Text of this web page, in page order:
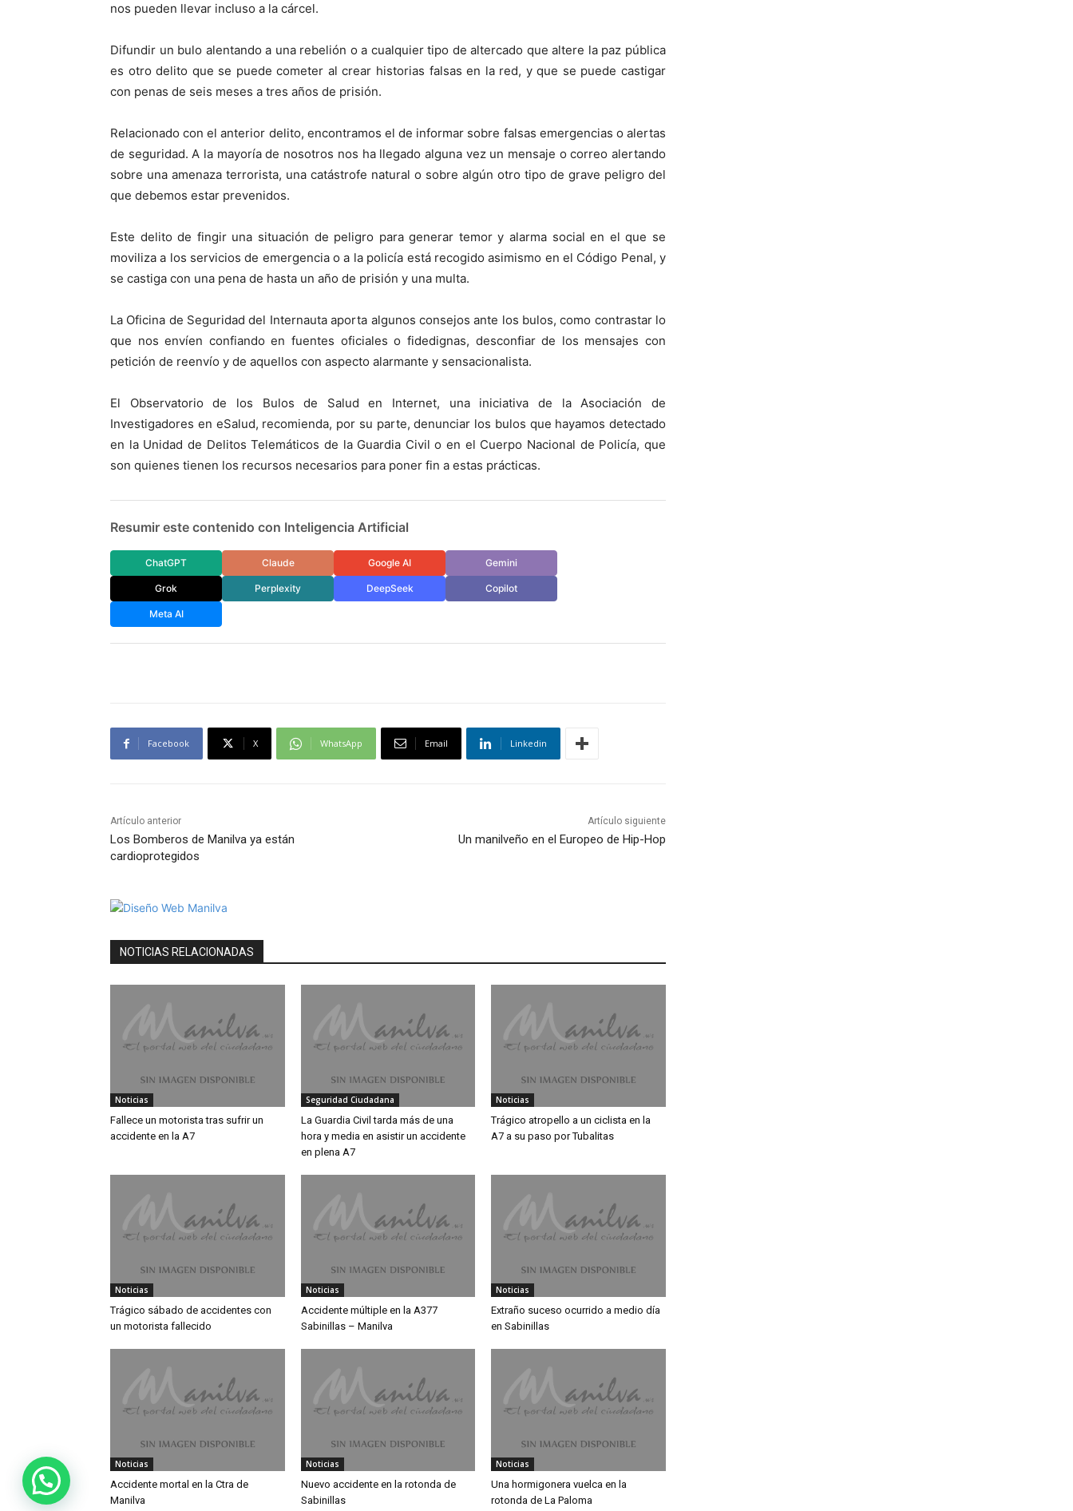
nos pueden llevar incluso a la cárcel.
Difundir un bulo alentando a una rebelión o a cualquier tipo de altercado que altere la paz pública
es otro delito que se puede cometer al crear historias falsas en la red, y que se puede castigar
con penas de seis meses a tres años de prisión.
Relacionado con el anterior delito, encontramos el de informar sobre falsas emergencias o alertas
de seguridad. A la mayoría de nosotros nos ha llegado alguna vez un mensaje o correo alertando
sobre una amenaza terrorista, una catástrofe natural o sobre algún otro tipo de grave peligro del
que debemos estar prevenidos.
Este delito de fingir una situación de peligro para generar temor y alarma social en el que se
moviliza a los servicios de emergencia o a la policía está recogido asimismo en el Código Penal, y
se castiga con una pena de hasta un año de prisión y una multa.
La Oficina de Seguridad del Internauta aporta algunos consejos ante los bulos, como contrastar lo
que nos envíen confiando en fuentes oficiales o fidedignas, desconfiar de los mensajes con
petición de reenvío y de aquellos con aspecto alarmante y sensacionalista.
El Observatorio de los Bulos de Salud en Internet, una iniciativa de la Asociación de
Investigadores en eSalud, recomienda, por su parte, denunciar los bulos que hayamos detectado
en la Unidad de Delitos Telemáticos de la Guardia Civil o en el Cuerpo Nacional de Policía, que
son quienes tienen los recursos necesarios para poner fin a estas prácticas.
Resumir este contenido con Inteligencia Artificial
ChatGPT Claude Google AI Gemini
Grok Perplexity DeepSeek Copilot
Meta AI
Facebook X WhatsApp Email Linkedin
Artículo anterior
Los Bomberos de Manilva ya están
cardioprotegidos
Artículo siguiente
Un manilveño en el Europeo de Hip-Hop
NOTICIAS RELACIONADAS
Noticias
Fallece un motorista tras sufrir un
accidente en la A7
Seguridad Ciudadana
La Guardia Civil tarda más de una
hora y media en asistir un accidente
en plena A7
Noticias
Trágico atropello a un ciclista en la
A7 a su paso por Tubalitas
Noticias
Trágico sábado de accidentes con
un motorista fallecido
Noticias
Accidente múltiple en la A377
Sabinillas – Manilva
Noticias
Extraño suceso ocurrido a medio día
en Sabinillas
Noticias
Accidente mortal en la Ctra de
Manilva
Noticias
Nuevo accidente en la rotonda de
Sabinillas
Noticias
Una hormigonera vuelca en la
rotonda de La Paloma